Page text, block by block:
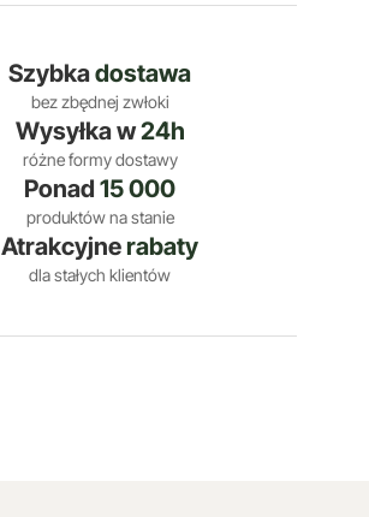
Szybkadostawa
bez zbędnej zwłoki
Wysyłka w24h
różne formy dostawy
Ponad 15 000
produktów na stanie
Atrakcyjnerabaty
dla stałych klientów